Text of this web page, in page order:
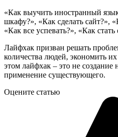
«Как выучить иностранный
шкафу?», «Как сделать сайт?»,
«Как все успевать?», «Как стать
Лайфхак призван решать
количества людей, экономить
этом лайфхак – это не создание
применение существующего.
Оцените статью